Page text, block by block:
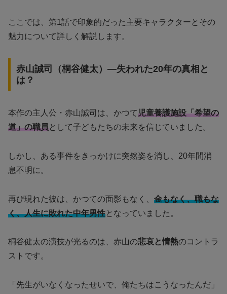
ここでは、第1話で印象的だった主要キャラクターとその
魅力について詳しく解説します。
赤山誠司（桐谷健太）—失われた20年の真相と
は？
本作の主人公・赤山誠司は、かつて児童養護施設「希望の
道」の職員として子どもたちの未来を信じていました。
しかし、ある事件をきっかけに突然姿を消し、20年間消
息不明に。
再び現れた彼は、かつての面影もなく、 金もなく、職もな
く、人生に敗れた中年男性となっていました。
桐谷健太の演技が光るのは、赤山の悲哀と情熱のコントラ
ストです。
「先生がいなくなったせいで、俺たちはこうなったんだ」